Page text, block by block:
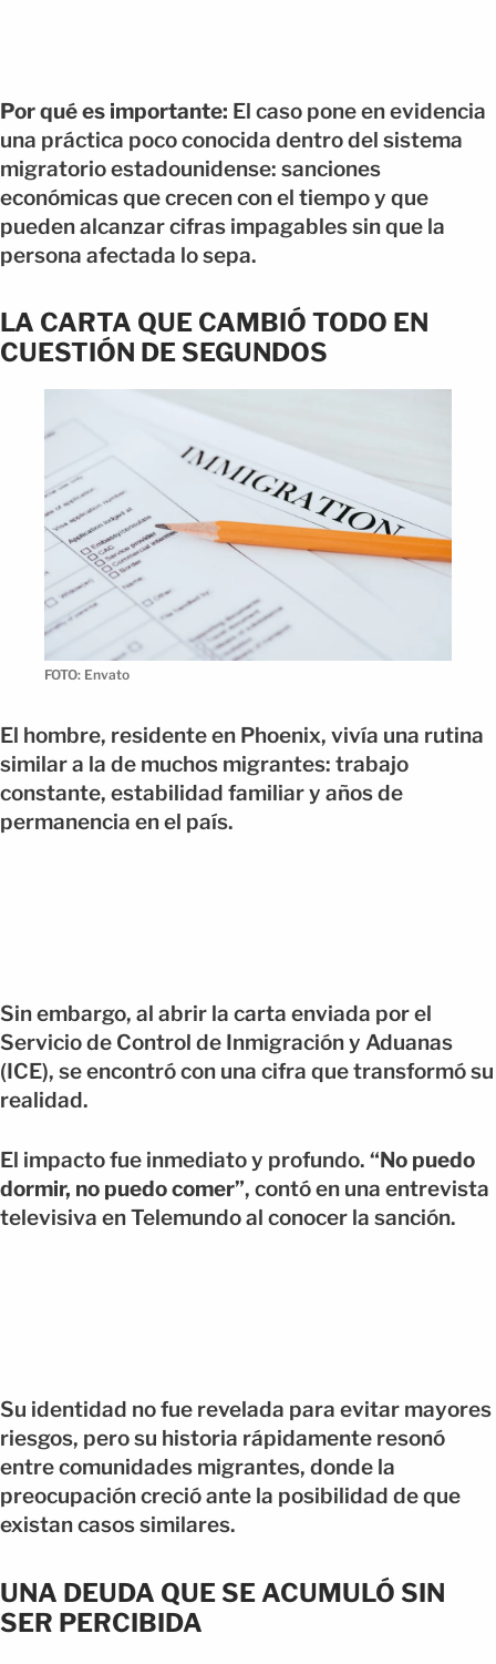
Por qué es importante: El caso pone en evidencia
una práctica poco conocida dentro del sistema
migratorio estadounidense: sanciones
económicas que crecen con el tiempo y que
pueden alcanzar cifras impagables sin que la
persona afectada lo sepa.
LA CARTA QUE CAMBIÓ TODO EN
CUESTIÓN DE SEGUNDOS
FOTO: Envato
El hombre, residente en Phoenix, vivía una rutina
similar a la de muchos migrantes: trabajo
constante, estabilidad familiar y años de
permanencia en el país.
Sin embargo, al abrir la carta enviada por el
Servicio de Control de Inmigración y Aduanas
(ICE), se encontró con una cifra que transformó su
realidad.
El impacto fue inmediato y profundo. “No puedo
dormir, no puedo comer”, contó en una entrevista
televisiva en Telemundo al conocer la sanción.
Su identidad no fue revelada para evitar mayores
riesgos, pero su historia rápidamente resonó
entre comunidades migrantes, donde la
preocupación creció ante la posibilidad de que
existan casos similares.
UNA DEUDA QUE SE ACUMULÓ SIN
SER PERCIBIDA